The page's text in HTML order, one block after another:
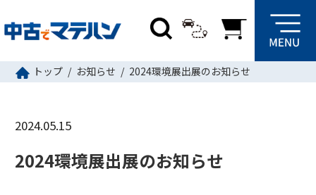
トップ お知らせ 2024環境展出展のお知らせ
2024.05.15
2024環境展出展のお知らせ